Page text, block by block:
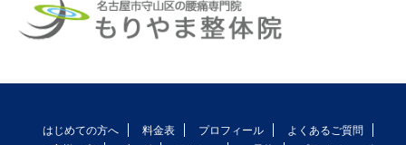
はじめての方へ 料金表 プロフィール
よくあるご質問